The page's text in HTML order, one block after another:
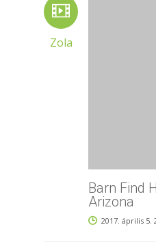
Zola
Barn Find
Arizona
2017. április 5.